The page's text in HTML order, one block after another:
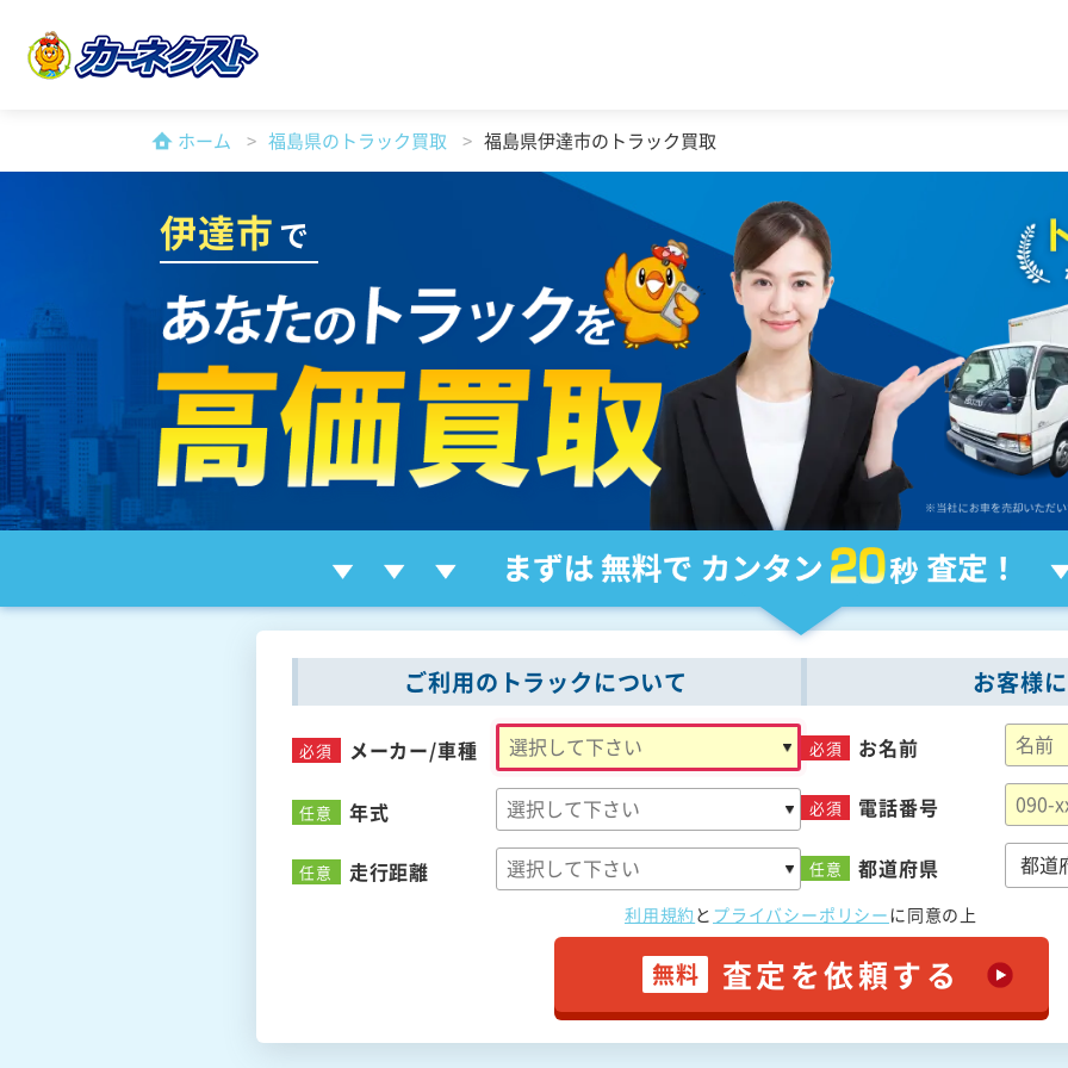
ホーム 福島県のトラック買取 福島県伊達市のトラック買取
伊達市で
ご利用のトラックについて
必須 メーカー/車種
任意 年式
任意 走行距離
お客様
必須 お名前
必須 電話番号
任意 都道府県
利用規約 と プライバシーポリシーに同意の上
無料 査定を依頼する